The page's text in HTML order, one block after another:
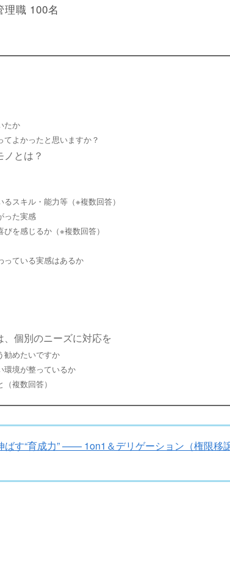
理職 100名
たか
よかったと思いますか？
とは？
スキル・能力等（※複数回答）
った実感
を感じるか（※複数回答）
っている実感はあるか
個別のニーズに対応を
勧めたいですか
環境が整っているか
複数回答）
ばす“育成力” —— 1on1＆デリゲーション（権限移